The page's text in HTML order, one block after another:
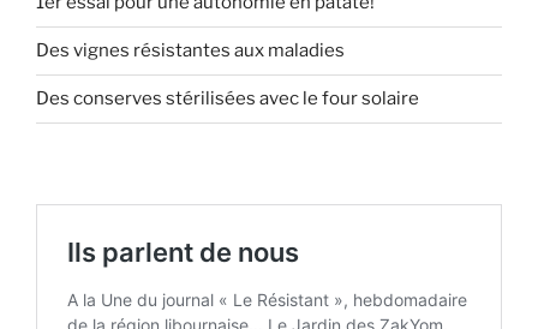
Des vignes résistantes aux maladies
Des conserves stérilisées avec le four solaire